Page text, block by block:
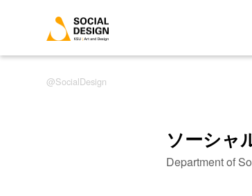
SocialDesign
ソーシャ
Department of